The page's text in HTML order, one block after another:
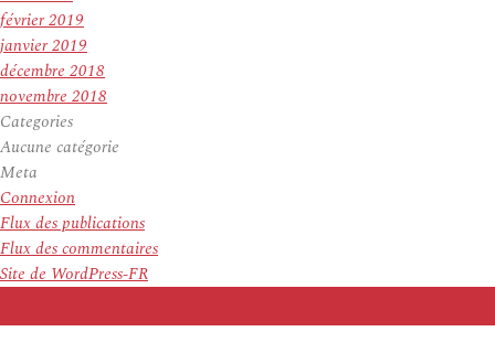
février 2019
janvier 2019
décembre 2018
novembre 2018
Categories
Aucune catégorie
Meta
Connexion
Flux des publications
Flux des commentaires
Site de WordPress-FR